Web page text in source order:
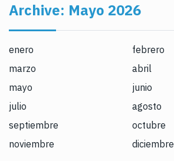
Archive: Mayo 2026
enero
febrero
marzo
abril
mayo
junio
julio
agosto
septiembre
octubre
noviembre
diciembre